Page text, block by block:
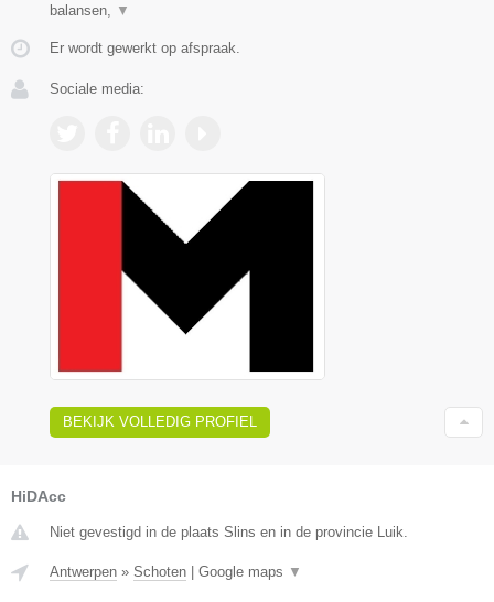
balansen, ▼
Er wordt gewerkt op afspraak.
Sociale media:
BEKIJK VOLLEDIG PROFIEL
HiDAcc
Niet gevestigd in de plaats Slins en in de provincie Luik.
Antwerpen » Schoten Google maps ▼